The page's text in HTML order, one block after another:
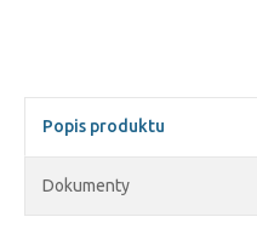
Popis produktu
Dokumenty